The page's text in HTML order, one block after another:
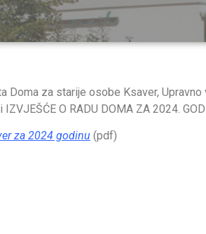
Doma za starije osobe Ksaver,
O RADU DOMA ZA 2024.
za 2024 godinu (pdf)